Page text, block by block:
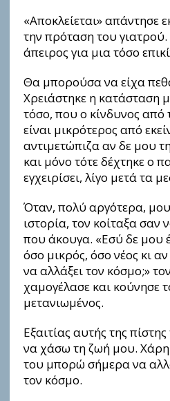
«Αποκλείεται» απάντησε
την πρόταση του γιατρού.
άπειρος για μια τόσο
Θα μπορούσα να είχα
Χρειάστηκε η κατάσταση
τόσο, που ο κίνδυνος από
είναι μικρότερος από
αντιμετώπιζα αν δε μου
και μόνο τότε δέχτηκε ο
εγχειρίσει, λίγο μετά τα
Όταν, πολύ αργότερα,
ιστορία, τον κοίταξα σαν
που άκουγα. «Εσύ δε μου
όσο μικρός, όσο νέος κι αν
να αλλάξει τον κόσμο;»
χαμογέλασε και κούνησε
μετανιωμένος.
Εξαιτίας αυτής της
να χάσω τη ζωή μου. Χάρη
του μπορώ σήμερα να
τον κόσμο.